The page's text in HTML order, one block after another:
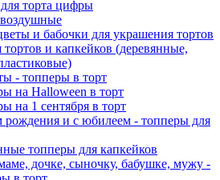
торта цифры
и бабочки для украшения тортов
и капкейков (деревянные,
- топперы в торт
на Halloween в торт
на 1 сентября в торт
рождения и с юбилеем - топперы для
топперы для капкейков
дочке, сыночку, бабушке, мужу -